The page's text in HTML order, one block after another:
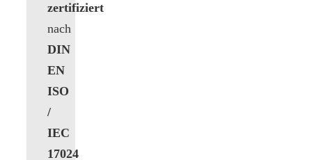
zertifiziert
nach
DIN
EN
ISO
/
IEC
17024